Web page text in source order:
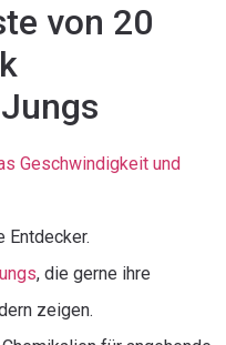
von 20
Geschwindigkeit und
Entdecker.
, die gerne ihre
zeigen.